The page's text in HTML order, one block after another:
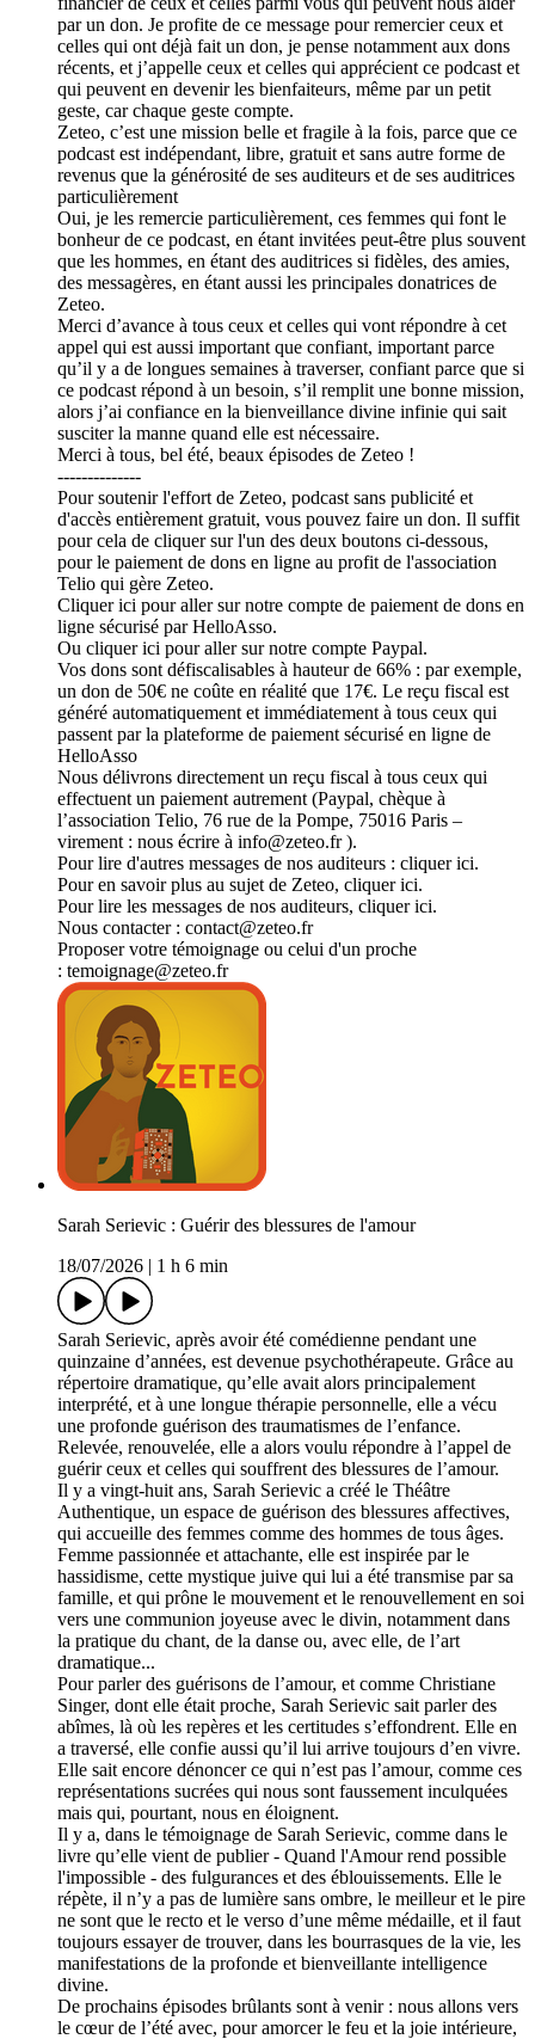
par un don. Je profite de ce message pour remercier ceux et
celles qui ont déjà fait un don, je pense notamment aux dons
récents, et j’appelle ceux et celles qui apprécient ce podcast et
qui peuvent en devenir les bienfaiteurs, même par un petit
geste, car chaque geste compte.
Zeteo, c’est une mission belle et fragile à la fois, parce que ce
podcast est indépendant, libre, gratuit et sans autre forme de
revenus que la générosité de ses auditeurs et de ses auditrices
particulièrement
Oui, je les remercie particulièrement, ces femmes qui font le
bonheur de ce podcast, en étant invitées peut-être plus souvent
que les hommes, en étant des auditrices si fidèles, des amies,
des messagères, en étant aussi les principales donatrices de
Zeteo.
Merci d’avance à tous ceux et celles qui vont répondre à cet
appel qui est aussi important que confiant, important parce
qu’il y a de longues semaines à traverser, confiant parce que si
ce podcast répond à un besoin, s’il remplit une bonne mission,
alors j’ai confiance en la bienveillance divine infinie qui sait
susciter la manne quand elle est nécessaire.
Merci à tous, bel été, beaux épisodes de Zeteo !
--------------
Pour soutenir l'effort de Zeteo, podcast sans publicité et
d'accès entièrement gratuit, vous pouvez faire un don. Il suffit
pour cela de cliquer sur l'un des deux boutons ci-dessous,
pour le paiement de dons en ligne au profit de l'association
Telio qui gère Zeteo.
Cliquer ici pour aller sur notre compte de paiement de dons en
ligne sécurisé par HelloAsso.
Ou cliquer ici pour aller sur notre compte Paypal.
Vos dons sont défiscalisables à hauteur de 66% : par exemple,
un don de 50€ ne coûte en réalité que 17€. Le reçu fiscal est
généré automatiquement et immédiatement à tous ceux qui
passent par la plateforme de paiement sécurisé en ligne de
HelloAsso
Nous délivrons directement un reçu fiscal à tous ceux qui
effectuent un paiement autrement (Paypal, chèque à
l’association Telio, 76 rue de la Pompe, 75016 Paris –
virement : nous écrire à info@zeteo.fr ).
Pour lire d'autres messages de nos auditeurs : cliquer ici.
Pour en savoir plus au sujet de Zeteo, cliquer ici.
Pour lire les messages de nos auditeurs, cliquer ici.
Nous contacter : contact@zeteo.fr
Proposer votre témoignage ou celui d'un proche
: temoignage@zeteo.fr
Sarah Serievic : Guérir des blessures de l'amour
18/07/2026
1 h 6 min
Sarah Serievic, après avoir été comédienne pendant une
quinzaine d’années, est devenue psychothérapeute. Grâce au
répertoire dramatique, qu’elle avait alors principalement
interprété, et à une longue thérapie personnelle, elle a vécu
une profonde guérison des traumatismes de l’enfance.
Relevée, renouvelée, elle a alors voulu répondre à l’appel de
guérir ceux et celles qui souffrent des blessures de l’amour.
Il y a vingt-huit ans, Sarah Serievic a créé le Théâtre
Authentique, un espace de guérison des blessures affectives,
qui accueille des femmes comme des hommes de tous âges.
Femme passionnée et attachante, elle est inspirée par le
hassidisme, cette mystique juive qui lui a été transmise par sa
famille, et qui prône le mouvement et le renouvellement en soi
vers une communion joyeuse avec le divin, notamment dans
la pratique du chant, de la danse ou, avec elle, de l’art
dramatique...
Pour parler des guérisons de l’amour, et comme Christiane
Singer, dont elle était proche, Sarah Serievic sait parler des
abîmes, là où les repères et les certitudes s’effondrent. Elle en
a traversé, elle confie aussi qu’il lui arrive toujours d’en vivre.
Elle sait encore dénoncer ce qui n’est pas l’amour, comme ces
représentations sucrées qui nous sont faussement inculquées
mais qui, pourtant, nous en éloignent.
Il y a, dans le témoignage de Sarah Serievic, comme dans le
livre qu’elle vient de publier - Quand l'Amour rend possible
l'impossible - des fulgurances et des éblouissements. Elle le
répète, il n’y a pas de lumière sans ombre, le meilleur et le pire
ne sont que le recto et le verso d’une même médaille, et il faut
toujours essayer de trouver, dans les bourrasques de la vie, les
manifestations de la profonde et bienveillante intelligence
divine.
De prochains épisodes brûlants sont à venir : nous allons vers
le cœur de l’été avec, pour amorcer le feu et la joie intérieure,